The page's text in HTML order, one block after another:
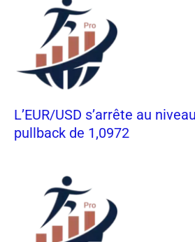
L’EUR/USD s’arrête au
pullback de 1,0972